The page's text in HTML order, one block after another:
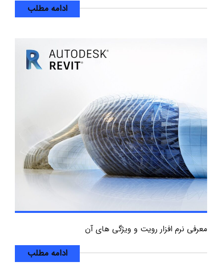
ادامه مطلب
معرفی نرم افزار رویت و ویژگی های آن
ادامه مطلب